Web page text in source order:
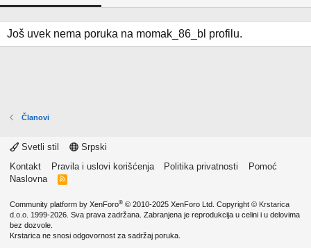
Još uvek nema poruka na momak_86_bl profilu.
Članovi
Svetli stil
Srpski
Kontakt
Pravila i uslovi korišćenja Politika privatnosti
Pomoć
Naslovna
R
Community platform by XenForo® © 2010-2025 XenForo Ltd. Copyright © Krstarica
d.o.o. 1999-2026. Sva prava zadržana. Zabranjena je reprodukcija u celini i u delovima
bez dozvole.
Krstarica ne snosi odgovornost za sadržaj poruka.